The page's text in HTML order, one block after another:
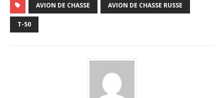
AVION DE CHASSE AVION DE CHASSE RUSSE
T-50